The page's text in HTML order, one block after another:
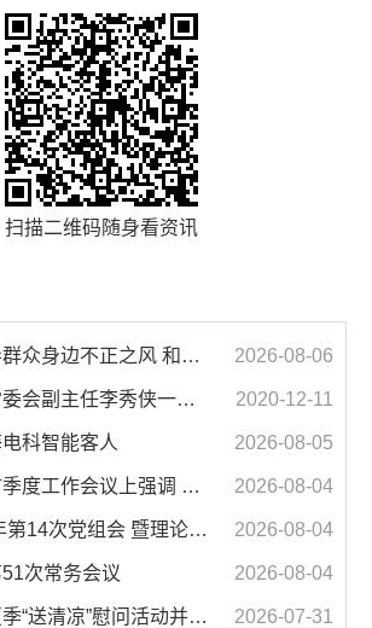
扫描二维码随身看资讯
汪华东在督导群众身边不正之风 和腐败问题集中整治工作时强调 以更高标准更实举措纵深推进集中整治 不断增强人民群众获得感幸福感安全感 2026-08-06
濉溪县人大常委会副主任李秀侠一行调研城乡客运一体化和治超工作 2020-12-11
科智能客人 2026-08-05
汪华东在全市季度工作会议上强调 锚定打好“三仗”任务和年度预期目标不动摇 在全市上下掀起比学赶超争先进位的攻坚热潮 2026-08-04
市政府2026年第14次党组会 暨理论学习中心组学习会议召开 蒋曦主持会议并讲话 2026-08-04
次常务会议 2026-08-04
汪华东开展夏季“送清凉”慰问活动并调研专门教育工作 落实落细防暑降温措施 用心用情关爱一线职工 2026-07-31